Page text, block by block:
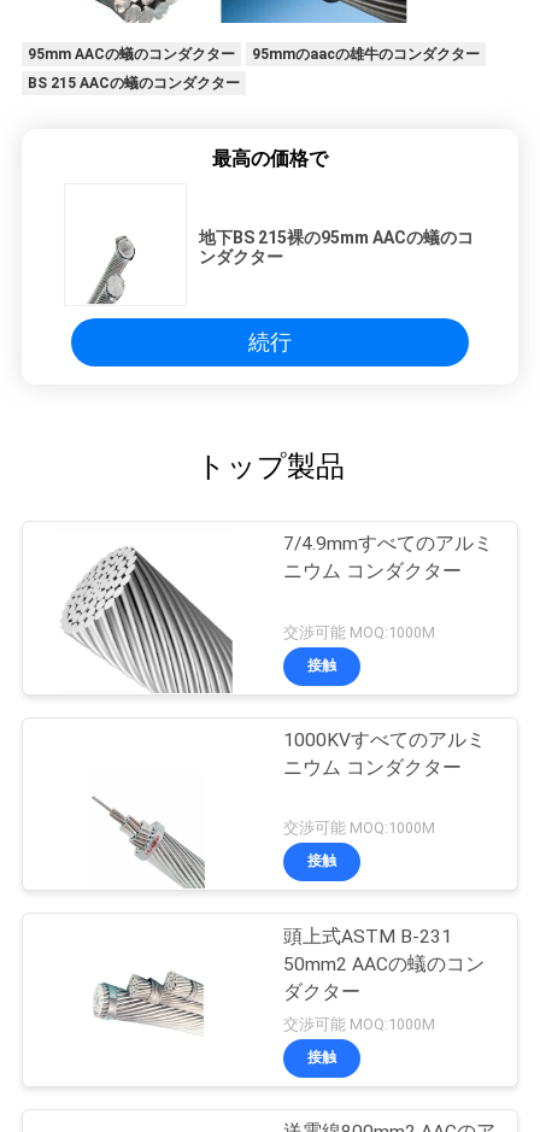
95mm AACの蟻のコンダクター
95mmのaacの雄牛のコンダクター
BS 215 AACの蟻のコンダクター
最高の価格で
地下BS 215裸の95mm AACの蟻のコ
ンダクター
続行
トップ製品
7/4.9mmすべてのアルミ
ニウム コンダクター
交渉可能 MOQ:1000M
接触
1000KVすべてのアルミ
ニウム コンダクター
交渉可能 MOQ:1000M
接触
頭上式ASTM B-231
50mm2 AACの蟻のコン
ダクター
交渉可能 MOQ:1000M
接触